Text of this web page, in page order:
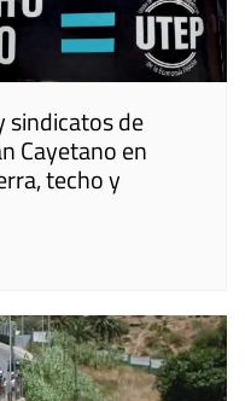
de
Cayetano en
techo y